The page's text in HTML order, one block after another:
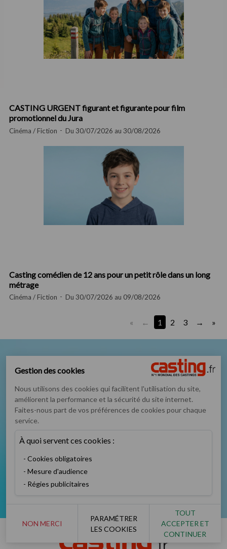
CASTING URGENT figurant et figurante pour film
promotionnel du Jura
Cinéma / Fiction Du 30/07/2026 au 30/08/2026
Casting comédien de 12 ans pour un petit rôle dans un long
métrage
Cinéma / Fiction Du 30/07/2026 au 09/08/2026
« 1 2 3 »
Nous suivre sur
Podcast Instagram
Gestion des cookies
Nous utilisons des cookies qui facilitent l'utilisation du site,
améliorent la performance et la sécurité du site internet.
Faites-nous part de vos préférences de cookies pour chaque
service.
À quoi servent ces cookies :
Cookies obligatoires
Mesure d'audience
Régies publicitaires
NON MERCI
PARAMÉTRER
LES COOKIES
TOUT
ACCEPTER ET
CONTINUER